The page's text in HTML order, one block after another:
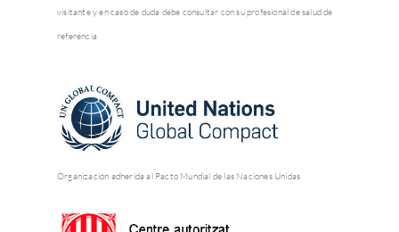
visitante y en caso de duda debe consultar con su profesional de salud de
referencia
Organización adherida al Pacto Mundial de las Naciones Unidas